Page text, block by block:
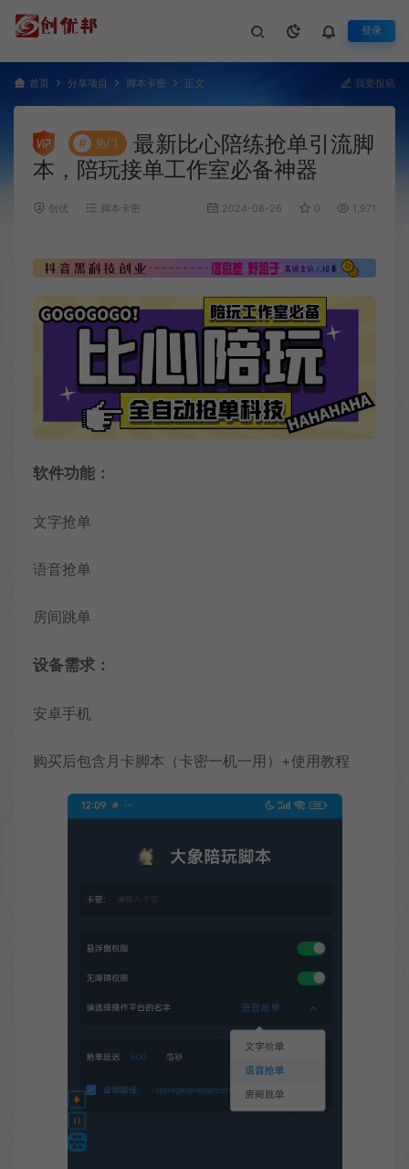
登录
首页 分享项目 脚本卡密 正文 我要投稿
# 热门
最新比心陪练抢单引流脚
本，陪玩接单工作室必备神器
创优 脚本卡密 2024-08-26 0 1,971
软件功能：
文字抢单
语音抢单
房间跳单
设备需求：
安卓手机
购买后包含月卡脚本（卡密一机一用）+使用教程